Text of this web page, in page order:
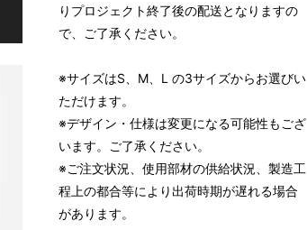
りプロジェクト終了後の配送となりますの
で、ご了承ください。
※サイズはS、M、L の3サイズからお選びい
ただけます。
※デザイン・仕様は変更になる可能性もござ
います。ご了承ください。
※ご注文状況、使用部材の供給状況、製造工
程上の都合等により出荷時期が遅れる場合
があります。